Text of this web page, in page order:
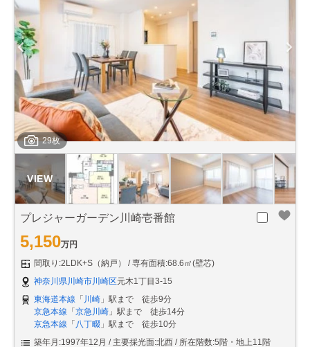
29枚
プレジャーガーデン川崎壱番館
5,150万円
間取り:2LDK+S（納戸）
専有面積:68.6㎡(壁芯)
神奈川県川崎市川崎区元木1丁目3-15
東海道本線 「 川崎 」駅まで 徒歩9分
京急本線 「 京急川崎 」駅まで 徒歩14分
京急本線 「 八丁畷 」駅まで 徒歩10分
築年月:1997年12月
主要採光面:北西 所在階数:5階・地上11階